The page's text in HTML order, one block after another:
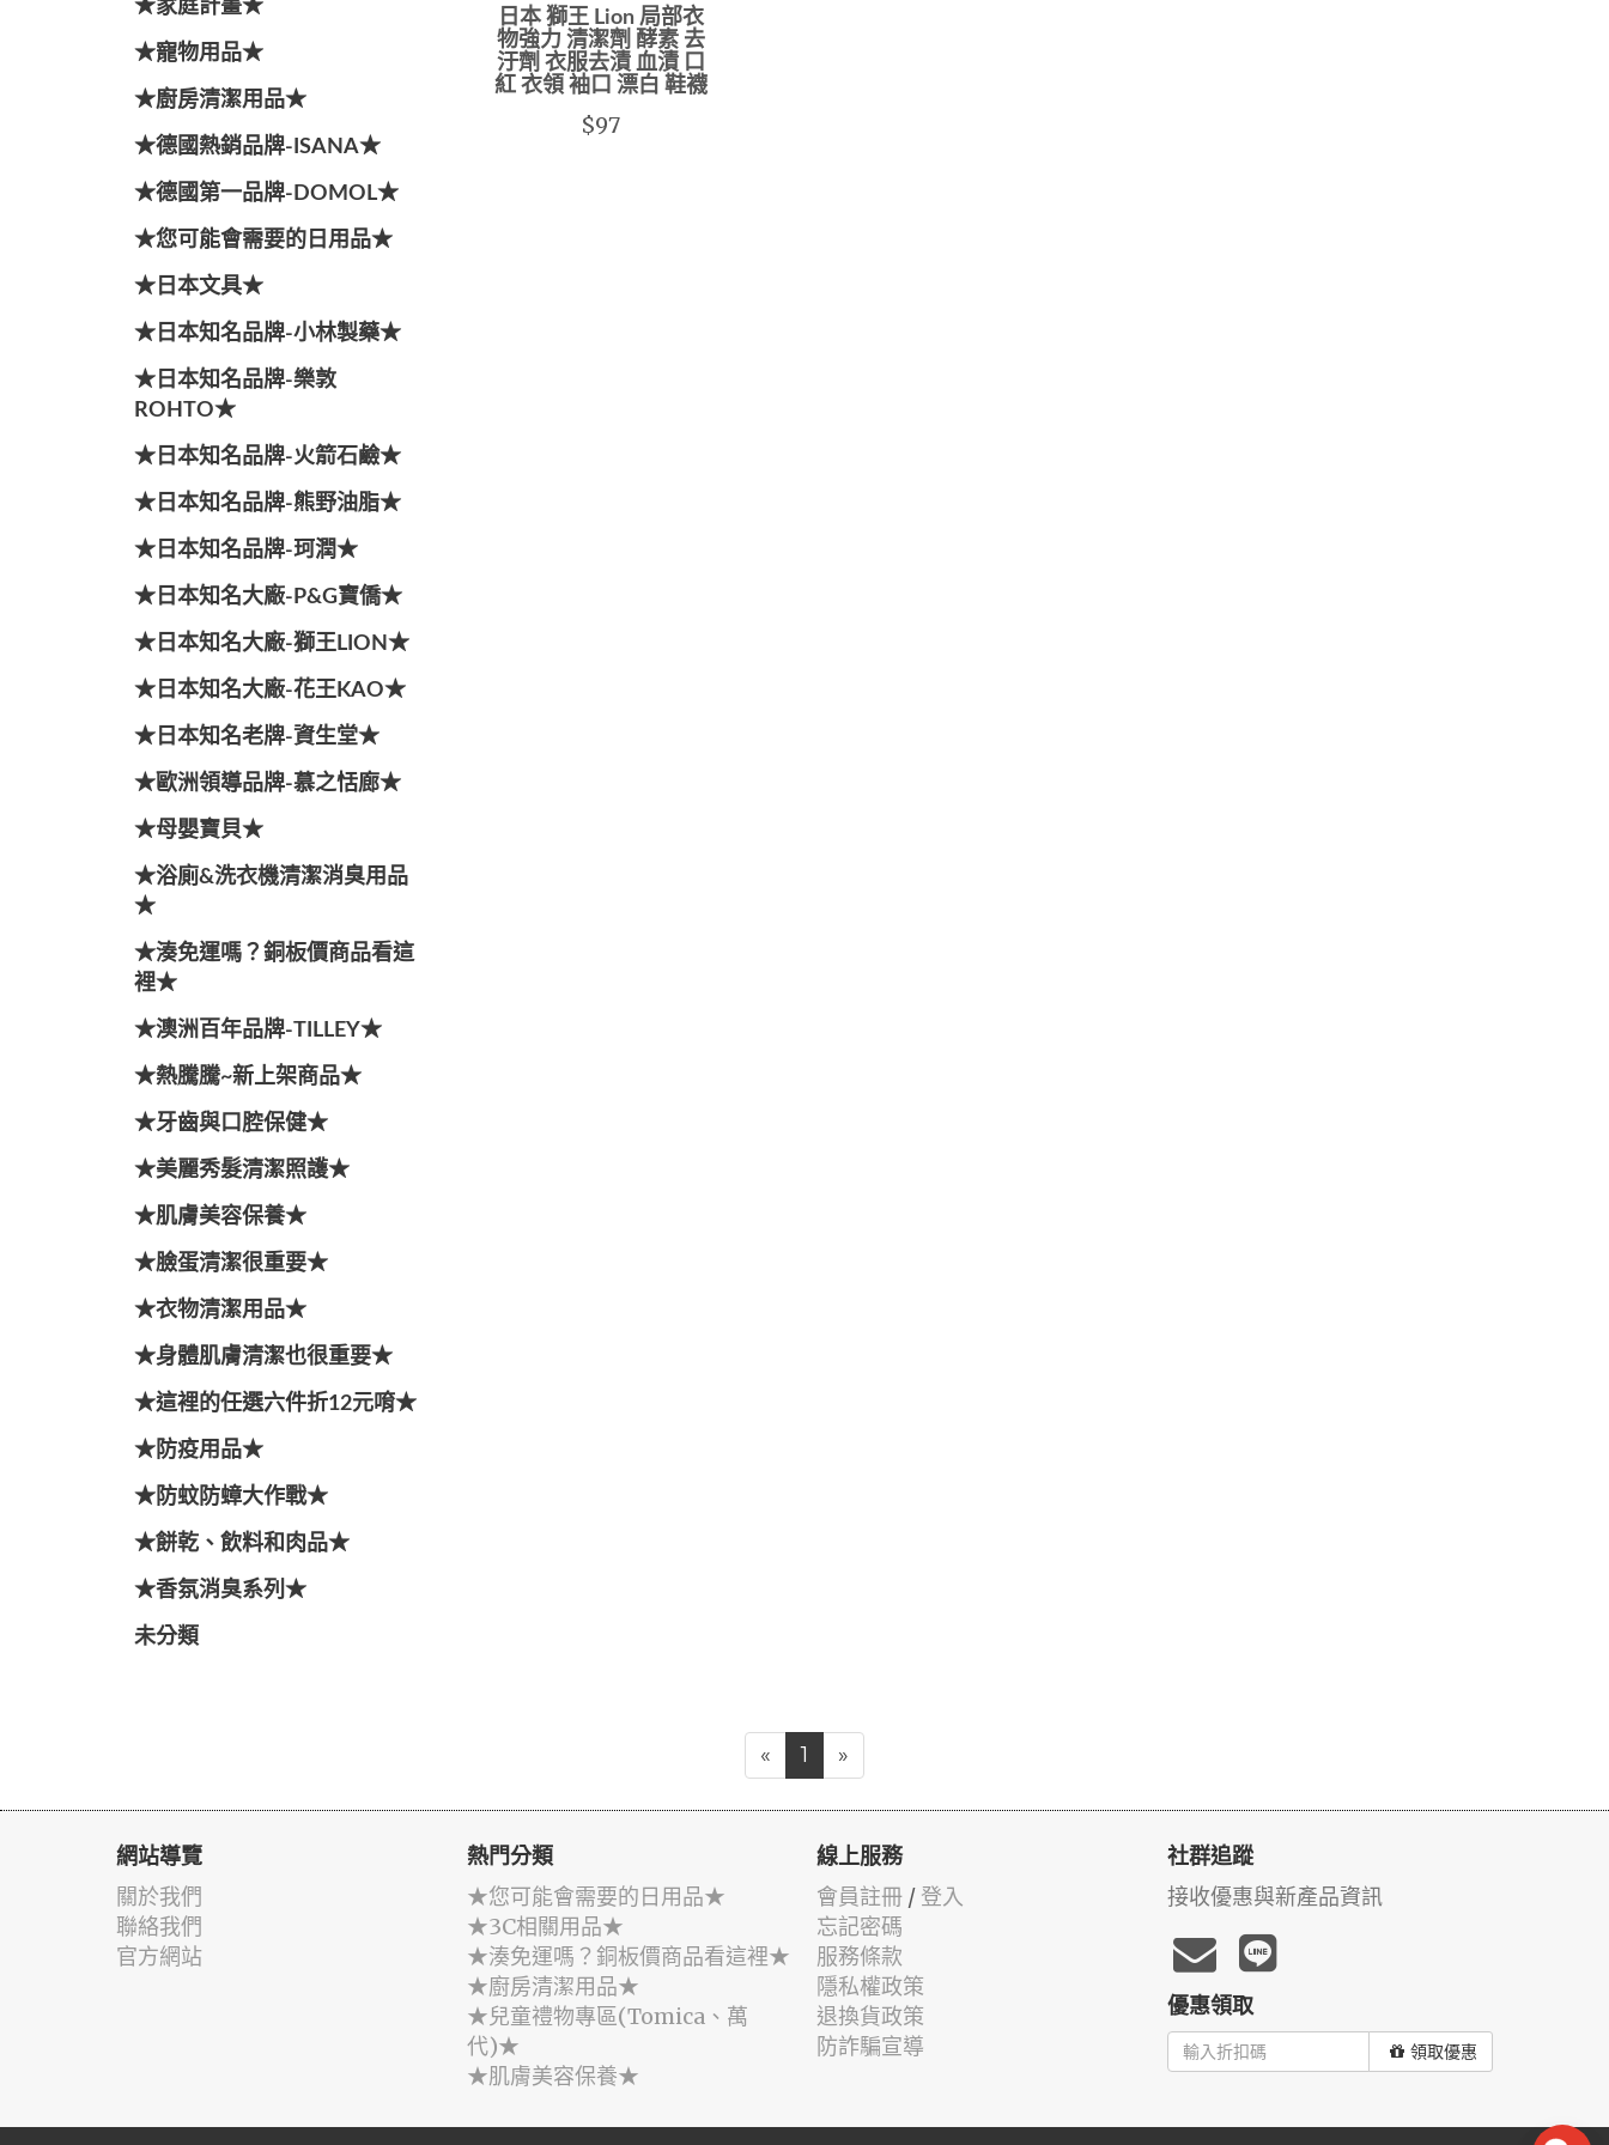
★家庭計畫★
★寵物用品★
★廚房清潔用品★
★德國熱銷品牌-ISANA★
★德國第一品牌-DOMOL★
★您可能會需要的日用品★
★日本文具★
★日本知名品牌-小林製藥★
★日本知名品牌-樂敦
ROHTO★
★日本知名品牌-火箭石鹼★
★日本知名品牌-熊野油脂★
★日本知名品牌-珂潤★
★日本知名大廠-P&G寶僑★
★日本知名大廠-獅王LION★
★日本知名大廠-花王KAO★
★日本知名老牌-資生堂★
★歐洲領導品牌-慕之恬廊★
★母嬰寶貝★
★浴廁&洗衣機清潔消臭用品
★
★湊免運嗎？銅板價商品看這
裡★
★澳洲百年品牌-TILLEY★
★熱騰騰~新上架商品★
★牙齒與口腔保健★
★美麗秀髮清潔照護★
★肌膚美容保養★
★臉蛋清潔很重要★
★衣物清潔用品★
★身體肌膚清潔也很重要★
★這裡的任選六件折12元唷★
★防疫用品★
★防蚊防蟑大作戰★
★餅乾、飲料和肉品★
★香氛消臭系列★
未分類
日本 獅王 Lion 局部衣
物強力 清潔劑 酵素 去
汙劑 衣服去漬 血漬 口
紅 衣領 袖口 漂白 鞋襪
$97
« 1 »
網站導覽
關於我們
聯絡我們
官方網站
熱門分類
★您可能會需要的日用品★
★3C相關用品★
★湊免運嗎？銅板價商品看這裡★
★廚房清潔用品★
★兒童禮物專區(Tomica、萬
代)★
★肌膚美容保養★
線上服務
會員註冊 / 登入
忘記密碼
服務條款
隱私權政策
退換貨政策
防詐騙宣導
社群追蹤
接收優惠與新產品資訊
優惠領取
領取優惠